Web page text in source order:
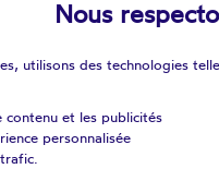
Nous
utilisons des technologies
contenu et les publicités
personnalisée